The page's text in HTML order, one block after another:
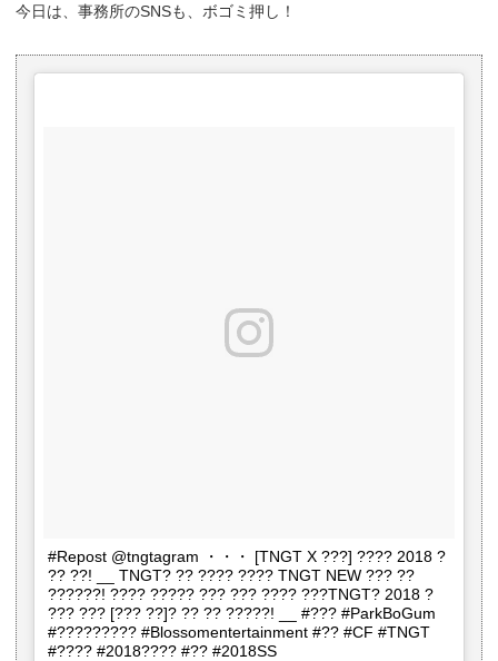
今日は、事務所のSNSも、ボゴミ押し！
#Repost @tngtagram ・・・ [TNGT X ???] ???? 2018 ?
?? ??! __ TNGT? ?? ???? ???? TNGT NEW ??? ??
??????! ???? ????? ??? ??? ???? ???TNGT? 2018 ?
??? ??? [??? ??]? ?? ?? ?????! __ #??? #ParkBoGum
#????????? #Blossomentertainment #?? #CF #TNGT
#???? #2018???? #?? #2018SS